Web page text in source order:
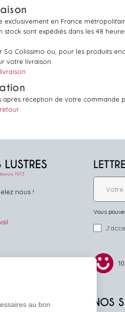
exclusivement en France
stock sont expédiés dans les 48
So Colissimo ou, pour les produits
votre livraison.
après réception de votre
nous !
Vous
NOS
au bon